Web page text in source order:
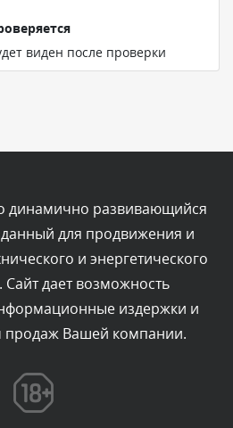
виден после проверки
виден после проверки
Сегодня, в 04:43
виден после проверки
динамично развивающийся
для продвижения и
и энергетического
дает возможность
издержки и
продаж Вашей компании.